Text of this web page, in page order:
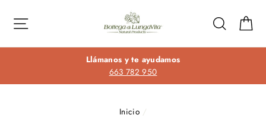
directamente
Buscar
Llámanos y te ayudamos
663 782 950
Inicio /